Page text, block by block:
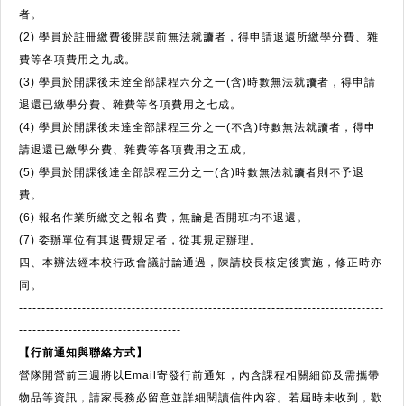
者。
(2) 學員於註冊繳費後開課前無法就讀者，得申請退還所繳學分費、雜
費等各項費用之九成。
(3) 學員於開課後未逹全部課程六分之一(含)時數無法就讀者，得申請
退還已繳學分費、雜費等各項費用之七成。
(4) 學員於開課後未達全部課程三分之一(不含)時數無法就讀者，得申
請退還已繳學分費、雜費等各項費用之五成。
(5) 學員於開課後達全部課程三分之一(含)時數無法就讀者則不予退
費。
(6) 報名作業所繳交之報名費，無論是否開班均不退還。
(7) 委辦單位有其退費規定者，從其規定辦理。
四、本辦法經本校行政會議討論通過，陳請校長核定後實施，修正時亦
同。
---------------------------------------------------------------------------------
------------------------------------
【行前通知與聯絡方式】
營隊開營前三週將以Email寄發行前通知，內含課程相關細節及需攜帶
物品等資訊，請家長務必留意並詳細閱讀信件內容。若屆時未收到，歡